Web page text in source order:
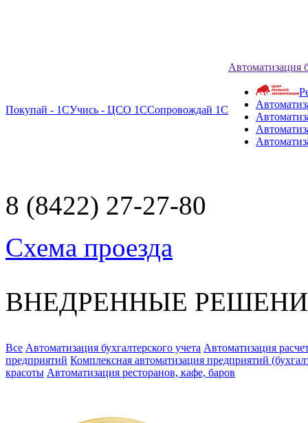
Покупай - 1СУчись - ЦСО 1ССопровождай 1С
Автоматизация
8 (8422) 27-27-80
Схема проезда
ВНЕДРЕННЫЕ
Все Автоматизация бухгалтерского учета Автоматизация
предприятий Комплексная автоматизация предприятий
красоты Автоматизация ресторанов, кафе, баров